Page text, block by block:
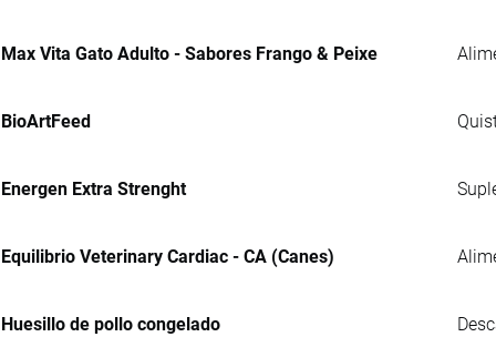
Max Vita Gato Adulto - Sabores Frango & Peixe
BioArtFeed
Energen Extra Strenght
Equilibrio Veterinary Cardiac - CA (Canes)
Huesillo de pollo congelado